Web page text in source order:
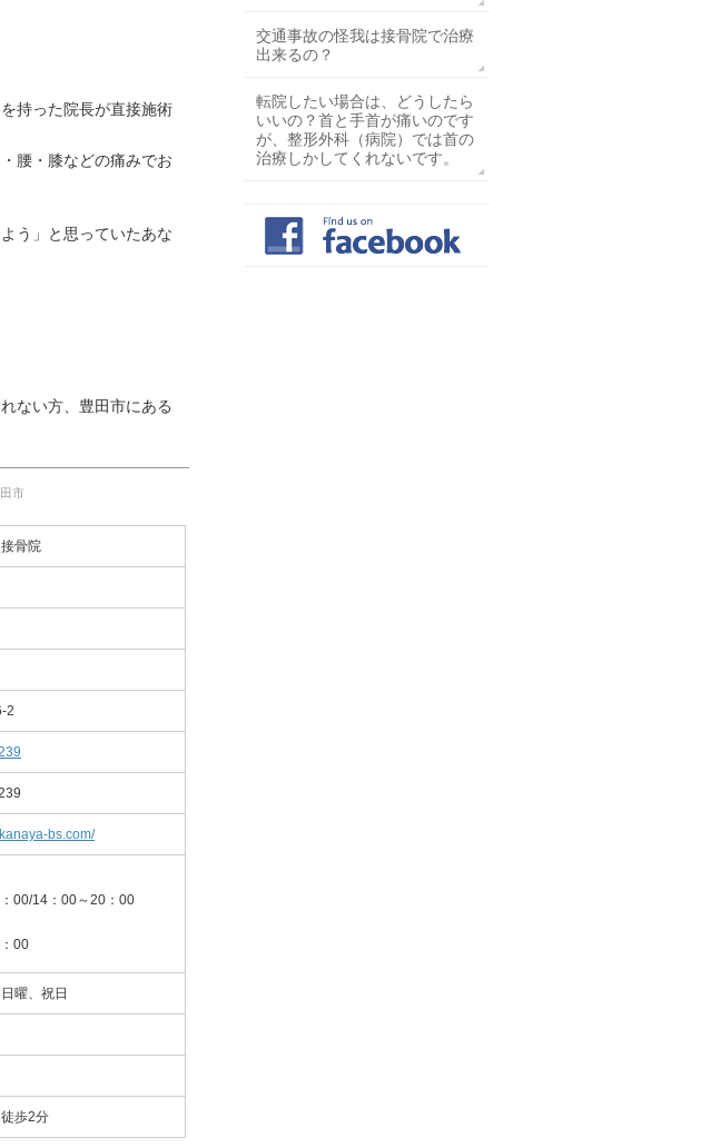
持った院長が直接施術
腰・膝などの痛みでお
う」と思っていたあな
ない方、豊田市にある
市
骨院
2
bs.com/
00/14：00～20：00
00
曜、祝日
歩2分
交通事故の怪我は接骨院で治療
出来るの？
転院したい場合は、どうしたら
いいの？首と手首が痛いのです
が、整形外科（病院）では首の
治療しかしてくれないです。